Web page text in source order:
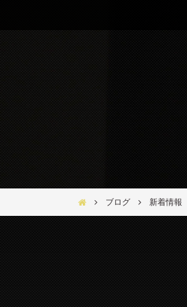
Bar Ber Shop REGALO【バ
ブログ 新着情報